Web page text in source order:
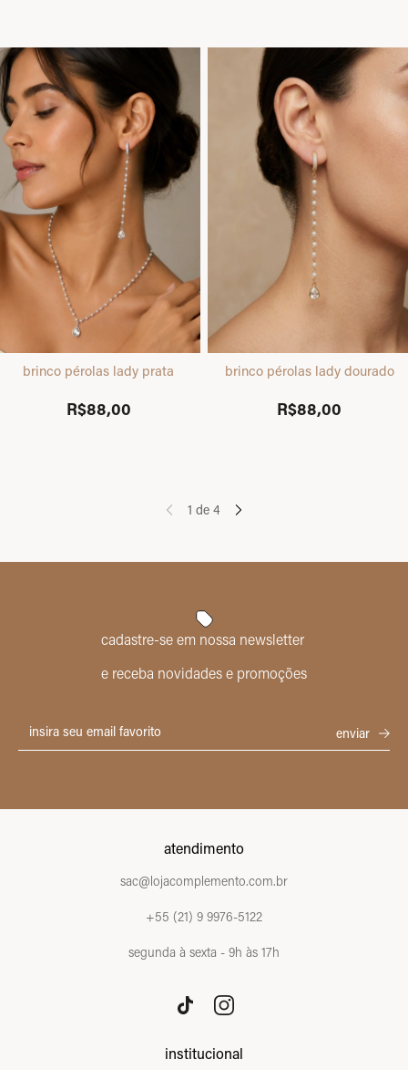
brinco pérolas lady prata
R$88,00
brinco pérolas lady dourado
R$88,00
1 de 4
cadastre-se em nossa newsletter
e receba novidades e promoções
atendimento
sac@lojacomplemento.com.br
+55 (21) 9 9976-5122
segunda à sexta - 9h às 17h
institucional